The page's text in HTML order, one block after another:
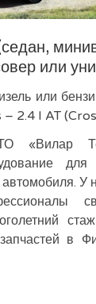
или
или
2.4 I AT
«Вилар
У
в